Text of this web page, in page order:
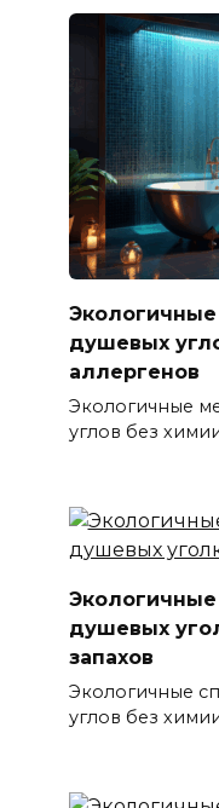
душевых
аллергенов
Экологичные
углов без
душевых
запахов
Экологичные
углов без